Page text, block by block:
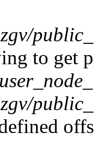
to get